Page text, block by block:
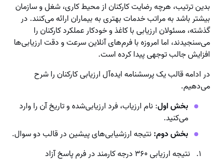
بدین ترتیب، هرچه رضایت کارکنان از محیط کاری، شغل و سازمان
بیشتر باشد به مراتب خدمات بهتری به بیماران ارائه می‌کنند. در
گذشته، مسئولان ارزیابی با کاغذ و خودکار عملکرد کارکنان را
می‌سنجیدند، اما امروزه با فرم‌های آنلاین سرعت و دقت ارزیابی‌ها
افزایش جالب توجهی پیدا کرده است.
در ادامه قالب یک پرسشنامه ایده‌آل ارزیابی کارکنان را شرح
می‌دهیم.
بخش اول: نام ارزیاب، فرد ارزیابی‌شده و تاریخ آن را وارد
می‌کنید.
بخش دوم: نتیجه‌ ارزشیابی‌های پیشین در قالب دو سوال.
نتیجه ارزیابی ۳۶۰ درجه کارمند در فرم پاسخ آزاد